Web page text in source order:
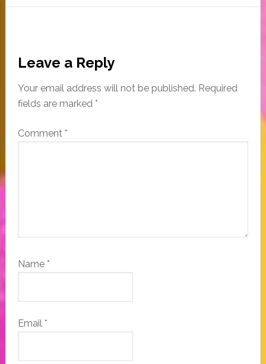
Reader
Interactions
Leave a Reply
Your email address will not be published. Required
fields are marked *
Comment *
Name *
Email *